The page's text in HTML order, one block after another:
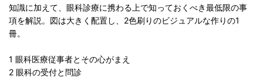
知識に加えて、眼科診療に携わる上で知っておくべき最低限の事
項を解説。図は大きく配置し、2色刷りのビジュアルな作りの1
冊。
1 眼科医療従事者とその心がまえ
2 眼科の受付と問診